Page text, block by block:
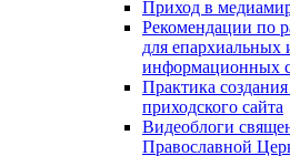
Приход в
Рекомендации по
для епархиальных
информационных
Практика
приходского сайта
Видеоблоги
Православной